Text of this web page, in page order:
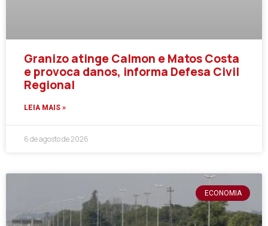
Granizo atinge Calmon e Matos Costa
e provoca danos, informa Defesa Civil
Regional
LEIA MAIS »
6 de agosto de 2026
ECONOMIA